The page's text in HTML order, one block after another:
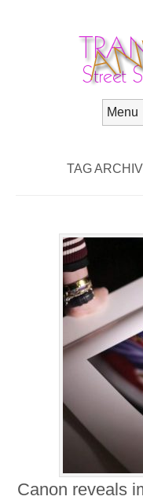
TAG
Canon reveals